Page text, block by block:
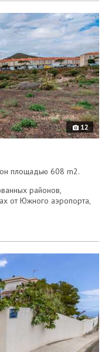
12
площадью 608 m2.
районов,
от Южного аэропорта,